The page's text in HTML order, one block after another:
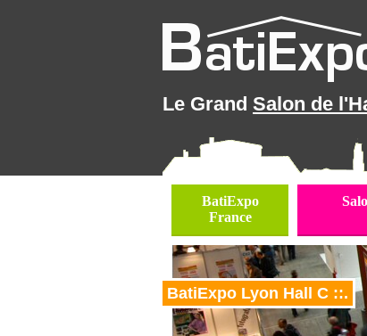
Le Grand Salon de
BatiExpo
France
BatiExpo Lyon Hall C ::.